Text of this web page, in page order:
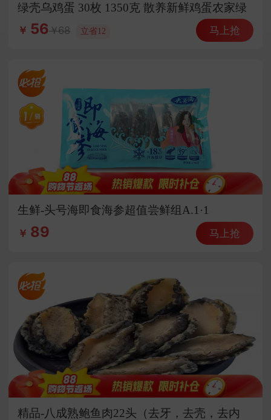
绿壳乌鸡蛋 30枚 1350克 散养新鲜鸡蛋农家绿
壳营养
￥ 56 68 立省12 马上抢
生鲜-头号海即食海参超值尝鲜组A.1·1
￥ 89 马上抢
精品-八成熟鲍鱼肉22头（去牙，去壳，去内